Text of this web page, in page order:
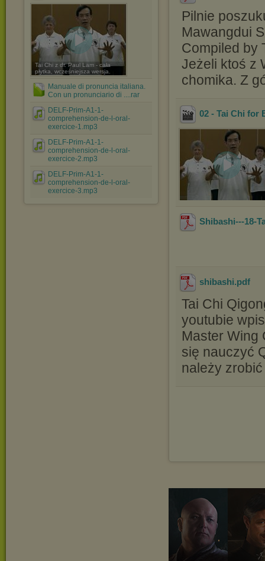
Tai Chi z dr. Paul Lam - cała
płytka, wcześniejsza wersja.
Manuale di pronuncia italiana.
Con un pronunciario di ....rar
DELF-Prim-A1-1-
comprehension-de-l-oral-
exercice-1.mp3
DELF-Prim-A1-1-
comprehension-de-l-oral-
exercice-2.mp3
DELF-Prim-A1-1-
comprehension-de-l-oral-
exercice-3.mp3
Pilnie
Mawangdui
Compiled by
Jeżeli ktoś z
chomika. Z
02 - Tai Chi for
Shibashi---18-
shibashi.pdf
Tai Chi
youtubie
Master Wing
się nauczyć
należy